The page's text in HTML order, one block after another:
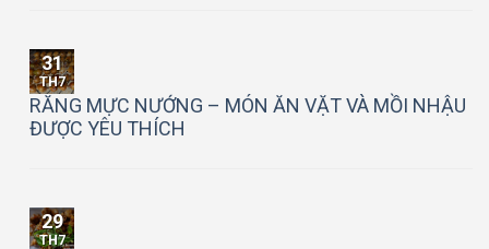
31
TH7
RĂNG MỰC NƯỚNG – MÓN ĂN VẶT VÀ MỒI NHẬU
ĐƯỢC YÊU THÍCH
29
TH7